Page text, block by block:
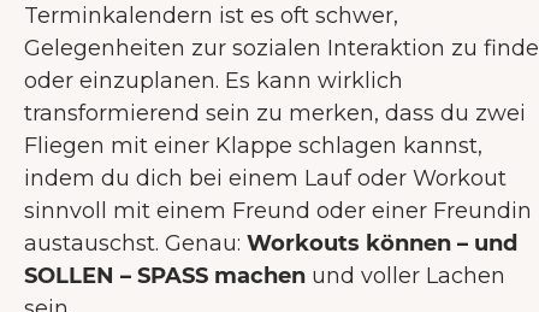
Terminkalendern ist es oft schwer,
Gelegenheiten zur sozialen Interaktion zu
oder einzuplanen. Es kann wirklich
transformierend sein zu merken, dass du zwei
Fliegen mit einer Klappe schlagen kannst,
indem du dich bei einem Lauf oder Workout
sinnvoll mit einem Freund oder einer Freundin
austauschst. Genau: Workouts können – und
SOLLEN – SPASS machen und voller Lachen